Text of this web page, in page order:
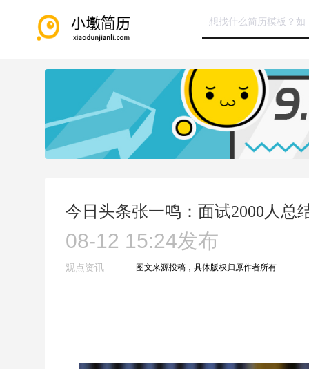
今日头条张一鸣：面试2000人总
08-12 15:24发布
观点资讯 图文来源投稿，具体版权归原作者所有